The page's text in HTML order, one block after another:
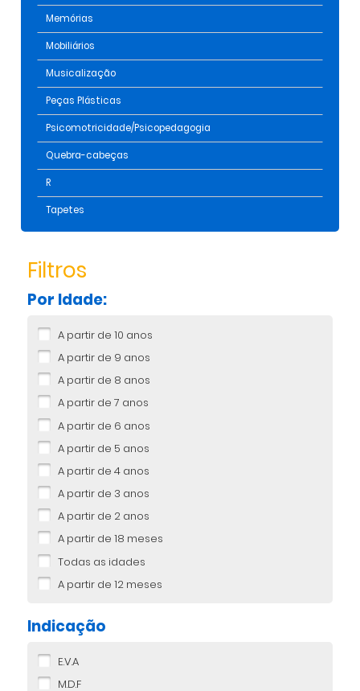
Memórias
Mobiliários
Musicalização
Peças Plásticas
Psicomotricidade/Psicopedagogia
Quebra-cabeças
R
Tapetes
Filtros
Por Idade:
A partir de 10 anos
A partir de 9 anos
A partir de 8 anos
A partir de 7 anos
A partir de 6 anos
A partir de 5 anos
A partir de 4 anos
A partir de 3 anos
A partir de 2 anos
A partir de 18 meses
Todas as idades
A partir de 12 meses
Indicação
E.V.A
M.D.F